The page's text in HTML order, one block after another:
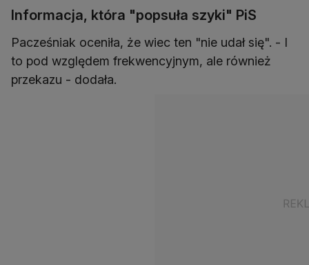
Informacja, która "popsuła szyki" PiS
Pacześniak oceniła, że wiec ten "nie udał się". - I
to pod względem frekwencyjnym, ale również
przekazu - dodała.